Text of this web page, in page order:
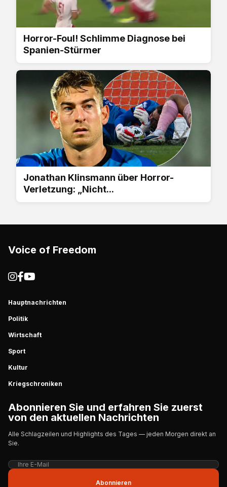
Horror-Foul! Schlimme Diagnose bei
Spanien-Stürmer
Jonathan Klinsmann über Horror-
Verletzung: „Nicht...
Voice of Freedom
Hauptnachrichten
Politik
Wirtschaft
Sport
Kultur
Kriegschroniken
Abonnieren Sie und erfahren Sie zuerst
von den aktuellen Nachrichten
Alle Schlagzeilen und Highlights des Tages — jeden Morgen direkt an
Sie.
Abonnieren